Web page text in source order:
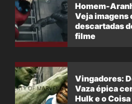
Homem-
Veja imagens
descartadas
filme
Vingadores:
Vaza épica
Hulk e o Coisa